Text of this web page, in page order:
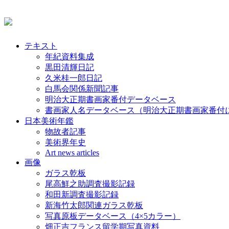
テキスト
年紀資料集成
黒田清輝日記
久米桂一郎日記
白馬会関係新聞記事
明治大正期書画家番付データベース
書画家人名データベース（明治大正期書画家番付
日本美術年鑑
物故者記事
美術界年史
Art news articles
画像
ガラス乾板
尾高鮮之助調査撮影記録
和田新調査撮影記録
新海竹太郎関連ガラス乾板
写真原板データベース（4×5カラー）
畑正吉フランス留学期写真資料